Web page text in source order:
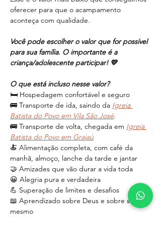
oferecer para que o acampamento
aconteça com qualidade.
Você pode escolher o valor que for possível
para sua família. O importante é a
criança/adolescente participar! 💛
O que está incluso nesse valor?
🛏️ Hospedagem confortável e seguro
🚌 Transporte de ida, saindo da Igreja
Batista do Povo em Vila São José.
🚌 Transporte de volta, chegada em Igreja
Batista do Povo em Grajaú
🍝 Alimentação completa, com café da
manhã, almoço, lanche da tarde e jantar
🤝 Amizades que vão durar a vida toda
😀 Alegria pura e verdadeira
💪 Superação de limites e desafios
📖 Aprendizado sobre Deus e sobre si
mesmo